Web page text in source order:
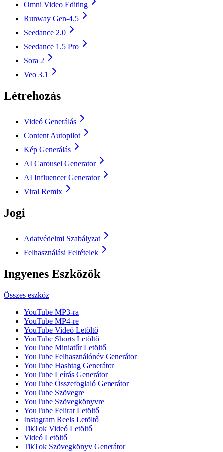
Omni Video Editing
Runway Gen-4.5
Seedance 2.0
Seedance 1.5 Pro
Sora 2
Veo 3.1
Létrehozás
Videó Generálás
Content Autopilot
Kép Generálás
AI Carousel Generator
AI Influencer Generator
Viral Remix
Jogi
Adatvédelmi Szabályzat
Felhasználási Feltételek
Ingyenes Eszközök
Összes eszköz
YouTube MP3-ra
YouTube MP4-re
YouTube Videó Letöltő
YouTube Shorts Letöltő
YouTube Miniatűr Letöltő
YouTube Felhasználónév Generátor
YouTube Hashtag Generátor
YouTube Leírás Generátor
YouTube Összefoglaló Generátor
YouTube Szövegre
YouTube Szövegkönyvre
YouTube Felirat Letöltő
Instagram Reels Letöltő
TikTok Videó Letöltő
Videó Letöltő
TikTok Szövegkönyv Generátor